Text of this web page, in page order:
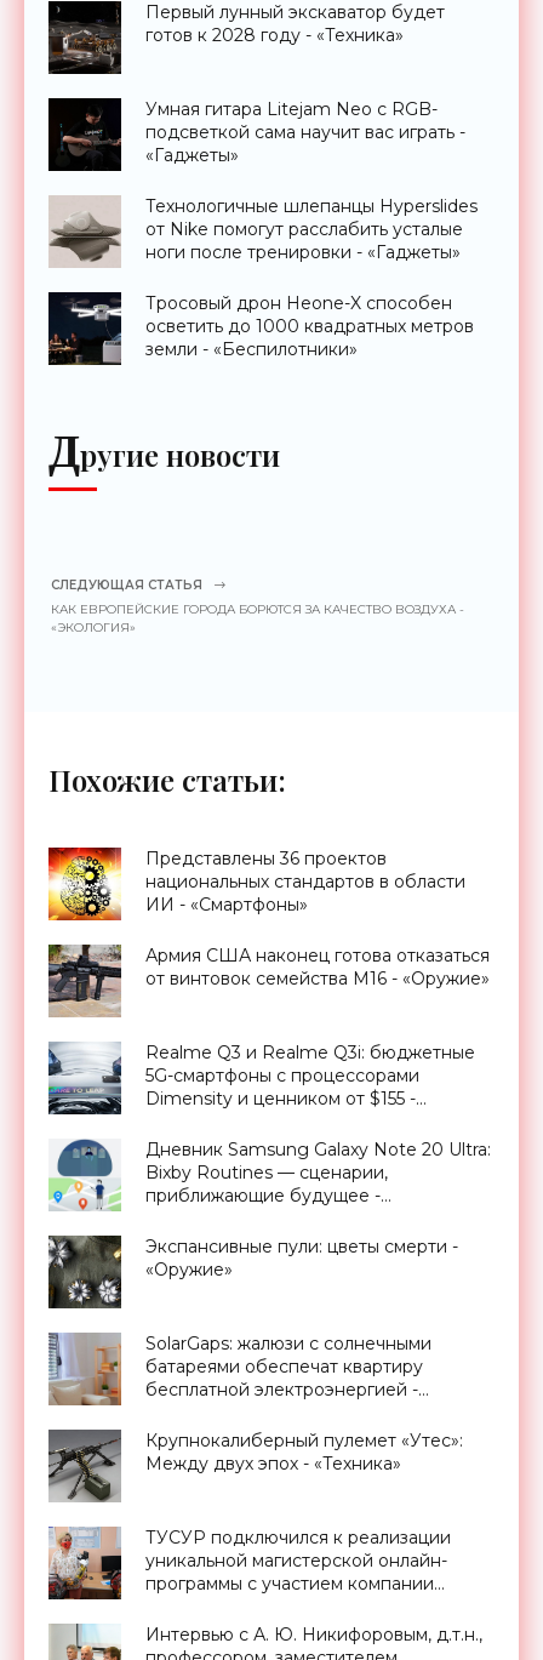
Первый лунный экскаватор будет
готов к 2028 году - «Техника»
Умная гитара Litejam Neo с RGB-
подсветкой сама научит вас играть -
«Гаджеты»
Технологичные шлепанцы Hyperslides
от Nike помогут расслабить усталые
ноги после тренировки - «Гаджеты»
Тросовый дрон Heone-X способен
осветить до 1000 квадратных метров
земли - «Беспилотники»
Другие новости
СЛЕДУЮЩАЯ СТАТЬЯ
КАК ЕВРОПЕЙСКИЕ ГОРОДА БОРЮТСЯ ЗА КАЧЕСТВО ВОЗДУХА -
«ЭКОЛОГИЯ»
Похожие статьи:
Представлены 36 проектов
национальных стандартов в области
ИИ - «Смартфоны»
Армия США наконец готова отказаться
от винтовок семейства М16 - «Оружие»
Realme Q3 и Realme Q3i: бюджетные
5G-смартфоны с процессорами
Dimensity и ценником от $155 -
Дневник Samsung Galaxy Note 20 Ultra:
Bixby Routines — сценарии,
приближающие будущее -
Экспансивные пули: цветы смерти -
«Оружие»
SolarGaps: жалюзи с солнечными
батареями обеспечат квартиру
бесплатной электроэнергией -
Крупнокалиберный пулемет «Утес»:
Между двух эпох - «Техника»
ТУСУР подключился к реализации
уникальной магистерской онлайн-
программы с участием компании
Интервью с А. Ю. Никифоровым, д.т.н.,